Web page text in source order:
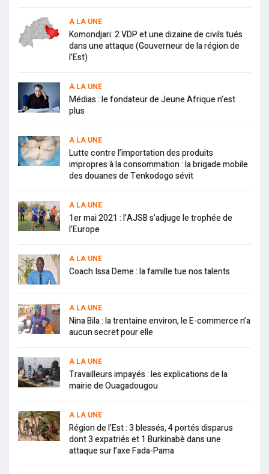
A LA UNE
Komondjari: 2 VDP et une dizaine de civils tués
dans une attaque (Gouverneur de la région de
l’Est)
A LA UNE
Médias : le fondateur de Jeune Afrique n’est
plus
A LA UNE
Lutte contre l’importation des produits
impropres à la consommation : la brigade mobile
des douanes de Tenkodogo sévit
A LA UNE
1er mai 2021 : l’AJSB s’adjuge le trophée de
l’Europe
A LA UNE
Coach Issa Deme : la famille tue nos talents
A LA UNE
Nina Bila : la trentaine environ, le E-commerce n’a
aucun secret pour elle
A LA UNE
Travailleurs impayés : les explications de la
mairie de Ouagadougou
A LA UNE
Région de l’Est : 3 blessés, 4 portés disparus
dont 3 expatriés et 1 Burkinabè dans une
attaque sur l’axe Fada-Pama